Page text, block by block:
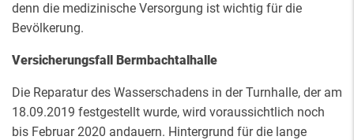
denn die medizinische Versorgung ist wichtig für die
Bevölkerung.
Versicherungsfall Bermbachtalhalle
Die Reparatur des Wasserschadens in der Turnhalle, der am
18.09.2019 festgestellt wurde, wird voraussichtlich noch
bis Februar 2020 andauern. Hintergrund für die lange